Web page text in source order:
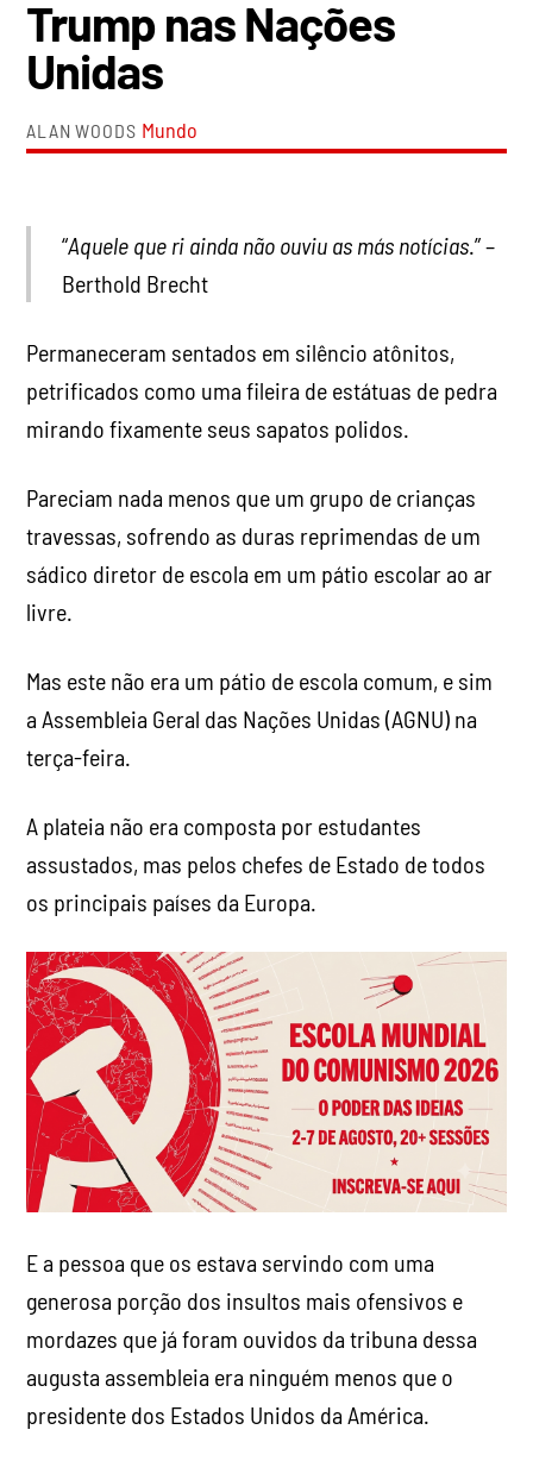
Trump nas Nações
Unidas
ALAN WOODS Mundo
“Aquele que ri ainda não ouviu as más notícias.” –
Berthold Brecht
Permaneceram sentados em silêncio atônitos,
petrificados como uma fileira de estátuas de pedra
mirando fixamente seus sapatos polidos.
Pareciam nada menos que um grupo de crianças
travessas, sofrendo as duras reprimendas de um
sádico diretor de escola em um pátio escolar ao ar
livre.
Mas este não era um pátio de escola comum, e sim
a Assembleia Geral das Nações Unidas (AGNU) na
terça-feira.
A plateia não era composta por estudantes
assustados, mas pelos chefes de Estado de todos
os principais países da Europa.
E a pessoa que os estava servindo com uma
generosa porção dos insultos mais ofensivos e
mordazes que já foram ouvidos da tribuna dessa
augusta assembleia era ninguém menos que o
presidente dos Estados Unidos da América.